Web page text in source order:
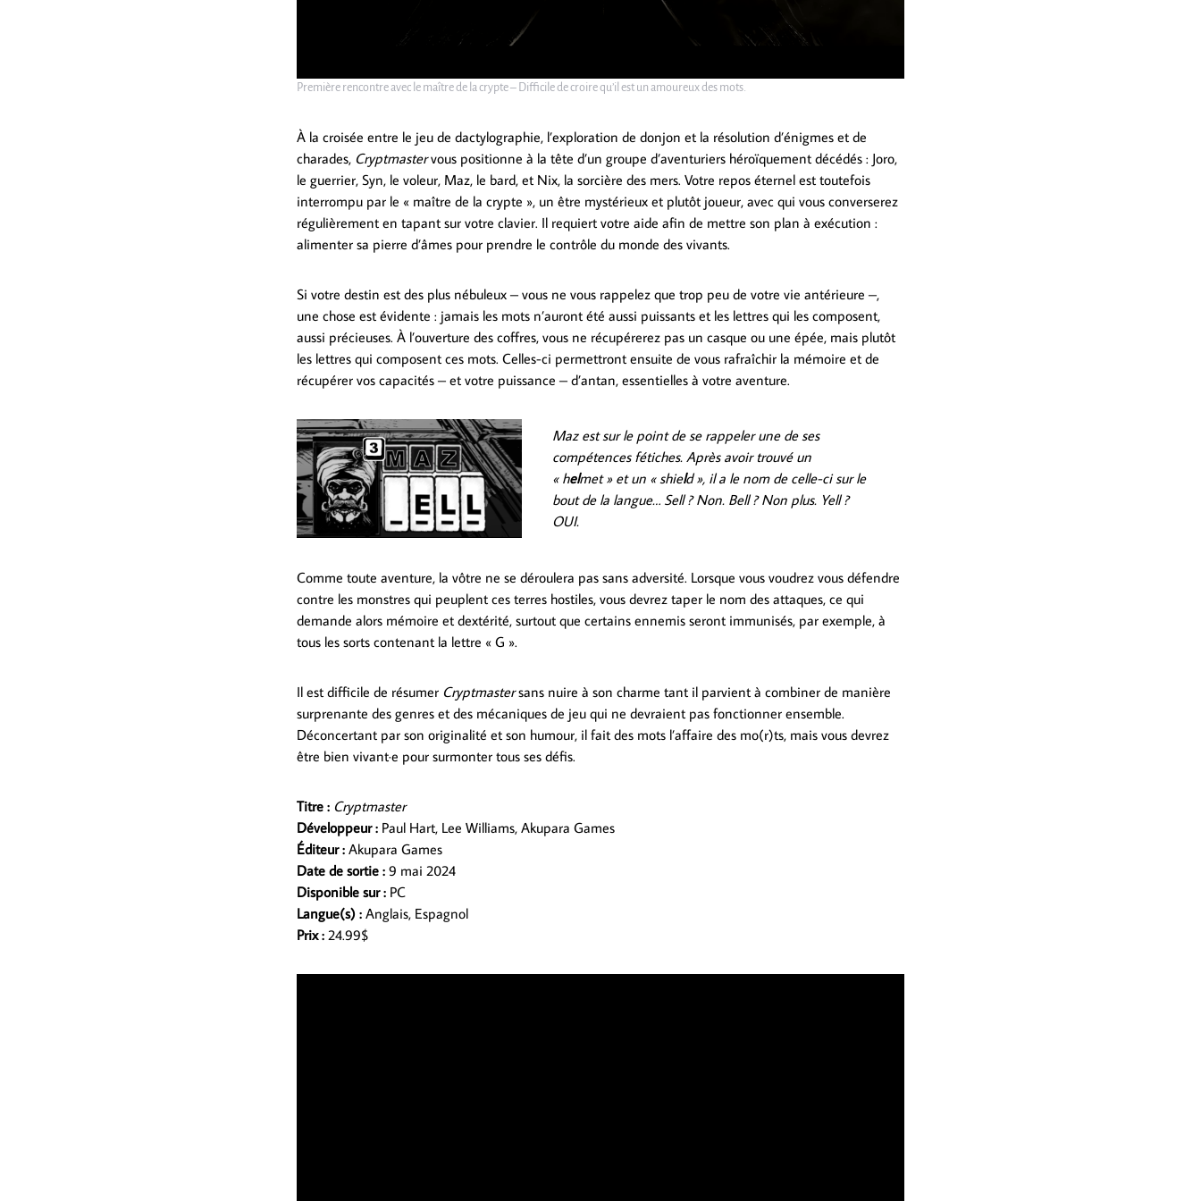
Première rencontre avec le maître de la crypte – Difficile de croire qu’il est un amoureux des mots.
À la croisée entre le jeu de dactylographie, l’exploration de donjon et la résolution d’énigmes et de
charades, Cryptmastervous positionne à la tête d’un groupe d’aventuriers héroïquement décédés : Joro,
le guerrier, Syn, le voleur, Maz, le bard, et Nix, la sorcière des mers. Votre repos éternel est toutefois
interrompu par le « maître de la crypte », un être mystérieux et plutôt joueur, avec qui vous converserez
régulièrement en tapant sur votre clavier. Il requiert votre aide afin de mettre son plan à exécution :
alimenter sa pierre d’âmes pour prendre le contrôle du monde des vivants.
Si votre destin est des plus nébuleux – vous ne vous rappelez que trop peu de votre vie antérieure –,
une chose est évidente : jamais les mots n’auront été aussi puissants et les lettres qui les composent,
aussi précieuses. À l’ouverture des coffres, vous ne récupérerez pas un casque ou une épée, mais plutôt
les lettres qui composent ces mots. Celles-ci permettront ensuite de vous rafraîchir la mémoire et de
récupérer vos capacités – et votre puissance – d’antan, essentielles à votre aventure.
Maz est sur le point de se rappeler une de ses
compétences fétiches. Après avoir trouvé un
« helmet » et un « shield », il a le nom de celle-ci sur le
bout de la langue… Sell ? Non. Bell ? Non plus. Yell ?
OUI.
Comme toute aventure, la vôtre ne se déroulera pas sans adversité. Lorsque vous voudrez vous défendre
contre les monstres qui peuplent ces terres hostiles, vous devrez taper le nom des attaques, ce qui
demande alors mémoire et dextérité, surtout que certains ennemis seront immunisés, par exemple, à
tous les sorts contenant la lettre « G ».
Il est difficile de résumer Cryptmastersans nuire à son charme tant il parvient à combiner de manière
surprenante des genres et des mécaniques de jeu qui ne devraient pas fonctionner ensemble.
Déconcertant par son originalité et son humour, il fait des mots l’affaire des mo(r)ts, mais vous devrez
être bien vivant·e pour surmonter tous ses défis.
Titre : Cryptmaster
Développeur : Paul Hart, Lee Williams, Akupara Games
Éditeur : Akupara Games
Date de sortie : 9 mai 2024
Disponible sur : PC
Langue(s) : Anglais, Espagnol
Prix : 24.99$